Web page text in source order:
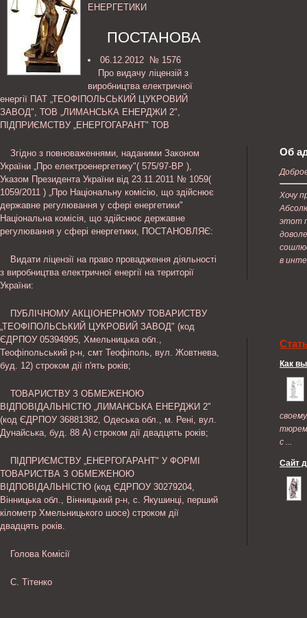
ЕНЕРГЕТИКИ
ПОСТАНОВА
06.12.2012 № 1576
Про видачу ліцензій з
виробництва електричної
енергії ПАТ „ТЕОФІПОЛЬСЬКИЙ ЦУКРОВИЙ
ЗАВОД", ТОВ „ЛИМАНСЬКА ЕНЕРДЖИ 2",
ПІДПРИЄМСТВУ „ЕНЕРГОГАРАНТ" ТОВ
Згідно з повноваженнями, наданими Законом
України „Про електроенергетику"( 575/97-ВР ),
Указом Президента України від 23.11.2011 № 1059(
1059/2011 ) „Про Національну комісію, що здійснює
державне регулювання у сфері енергетики"
Національна комісія, що здійснює державне
регулювання у сфері енергетики, ПОСТАНОВЛЯЄ:
Видати ліцензії на право провадження діяльності
з виробництва електричної енергії на території
України:
ПУБЛІЧНОМУ АКЦІОНЕРНОМУ ТОВАРИСТВУ
„ТЕОФІПОЛЬСЬКИЙ ЦУКРОВИЙ ЗАВОД" (код
ЄДРПОУ 05394995, Хмельницька обл.,
Теофіпольський р-н, смт Теофіполь, вул. Жовтнева,
буд. 12) строком дії п'ять років;
ТОВАРИСТВУ З ОБМЕЖЕНОЮ
ВІДПОВІДАЛЬНІСТЮ „ЛИМАНСЬКА ЕНЕРДЖИ 2"
(код ЄДРПОУ 36881382, Одеська обл., м. Рені, вул.
Дунайська, буд. 88 А) строком дії двадцять років;
ПІДПРИЄМСТВУ „ЕНЕРГОГАРАНТ" У ФОРМІ
ТОВАРИСТВА З ОБМЕЖЕНОЮ
ВІДПОВІДАЛЬНІСТЮ (код ЄДРПОУ 30279204,
Вінницька обл., Вінницький р-н, с. Якушинці, перший
кілометр Хмельницького шосе) строком дії
двадцять років.
Голова Комісії
С. Тітенко
Об
Хочу
этот
в
Как
с ...
Сайт